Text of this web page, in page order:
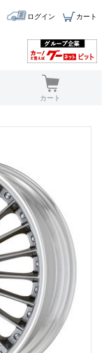
ログイン カート
カート